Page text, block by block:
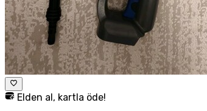
Elden al, kartla öde!